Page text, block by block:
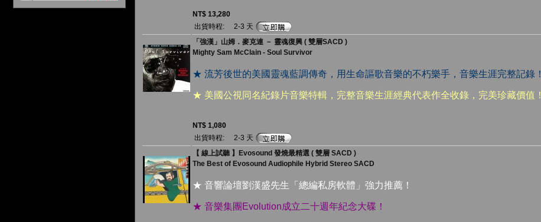
NT$ 13,280
出貨時程:
2-3 天
「強漢」山姆．麥克連 － 靈魂復興 ( 雙層SACD )
Mighty Sam McClain - Soul Survivor
★ 流芳後世的美國靈魂藍調傳奇，用生命謳歌音樂的不朽樂手，音樂生涯完整記錄！
★ 美國公視同名紀錄片音樂特輯，完整音樂生涯經典代表作全收錄，完美珍藏價值！
NT$ 1,080
出貨時程:
2-3 天
【 線上試聽 】Evosound 發燒最精選 ( 雙層 SACD )
The Best of Evosound Audiophile Hybrid Stereo SACD
★ 音響論壇劉漢盛先生「總編私房軟體」強力推薦！
★ 音樂集團Evolution成立二十週年紀念大碟！